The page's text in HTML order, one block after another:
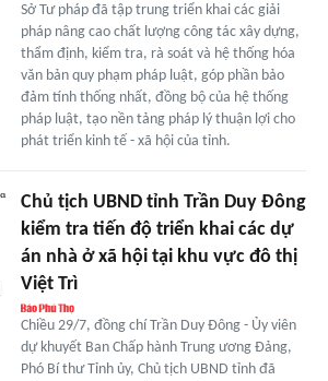
Sở Tư pháp đã tập trung triển khai các giải
pháp nâng cao chất lượng công tác xây dựng,
thẩm định, kiểm tra, rà soát và hệ thống hóa
văn bản quy phạm pháp luật, góp phần bảo
đảm tính thống nhất, đồng bộ của hệ thống
pháp luật, tạo nền tảng pháp lý thuận lợi cho
phát triển kinh tế - xã hội của tỉnh.
Chủ tịch UBND tỉnh Trần Duy Đông
kiểm tra tiến độ triển khai các dự
án nhà ở xã hội tại khu vực đô thị
Việt Trì
Chiều 29/7, đồng chí Trần Duy Đông - Ủy viên
dự khuyết Ban Chấp hành Trung ương Đảng,
Phó Bí thư Tỉnh ủy, Chủ tịch UBND tỉnh đã